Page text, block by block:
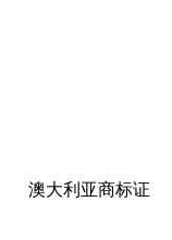
澳大利亚商标证